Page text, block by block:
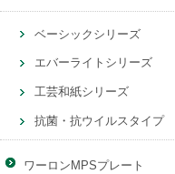
ベーシックシリーズ
エバーライトシリーズ
工芸和紙シリーズ
抗菌・抗ウイルスタイプ
ワーロンMPSプレート